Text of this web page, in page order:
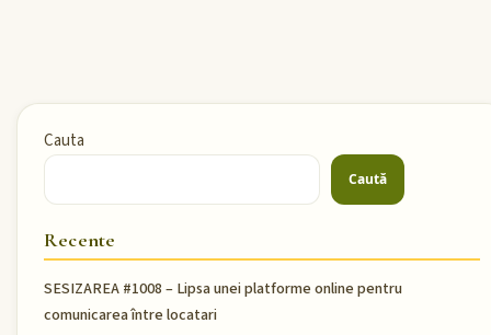
Cauta
Caută
Recente
SESIZAREA #1008 – Lipsa unei platforme online pentru
comunicarea între locatari